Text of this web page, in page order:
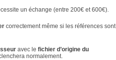
un échange (entre 200€ et 600€).
correctement même si les références sont
avec le fichier d’origine du
normalement.